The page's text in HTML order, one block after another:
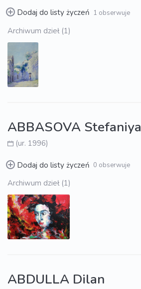
Dodaj do listy życzeń 1 obserwuje
Archiwum dzieł (1)
ABBASOVA Stefaniya
(ur. 1996)
Dodaj do listy życzeń 0 obserwuje
Archiwum dzieł (1)
ABDULLA Dilan